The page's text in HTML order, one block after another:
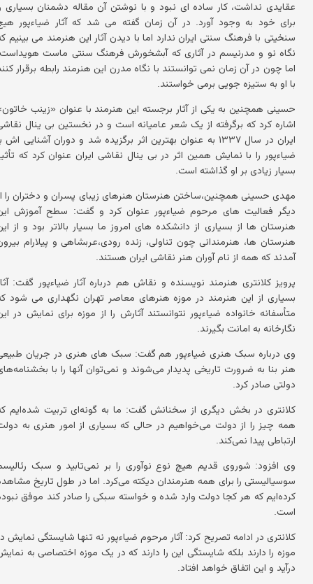
عقایدی نداشت، کار ساده ای نبود و با نوشتن آن مقاله دشمنان بسیاری
برای خود به وجود آورد. در آن زمان گفته می شد که آثار ضیاءپور
سنخیتی با فرهنگ سنتی ایران ندارد اما با دیدن آثار این هنرمند می بینیم
نگاه نو و مدرنیسم در آثاری که آبشخورش فرهنگ سنتی ماست
اما چون در آن زمان نمی توانستند با نگاه مدرن این هنرمند رابطه برقرار
با او به ستیزه جویی برمی خواستند.
حسینی همچنین به یکی از آثار برجسته این هنرمند با عنوان «زینب
اشاره کرد که برگرفته از یک شعر عامیانه است و در نخستین بی ینال
ایران در سال ۱۳۳۷ به عنوان بهترین اثر برگزیده شد و دوران آشنایی اش
ضیاءپور را با نمایش همین اثر در بی ینال نقاشی ایران عنوان کرد که
بسیار زیادی بر او گذاشته است.
مهدی حسینی همچنین،ساختن هنرستان هنرهای زیبای پسران و دختران را
دیگر فعالیت های مرحوم ضیاءپور عنوان کرد و گفت: سطح آموزش
هنرستان ها از بسیاری از دانشکده های امروز ما بسیار بالاتر بود و از
هنرستان ها، هنرمندانی چون تناولی، زنده رودی،عربشاهی و پیلارام
آمدند که همه از نام آوران هنر نقاشی ایران هستند.
پرویز کلانتری هنرمند نویسنده و نقاش هم درباره آثار ضیاءپور گفت:
بسیاری از این هنرمند در موزه هنرهای معاصر تهران نگهداری می شود
متأسفانه خانواده ضیاءپور نتوانستند آثارش را از موزه برای نمایش در
نگارخانه به امانت بگیرند.
وی درباره سبک هنری ضیاءپور هم گفت: سبک های هنری در جریان
هنر بنا به ضرورت تاریخی پدیدار می‌شوند و نمی‌توان آنها را با
دولتی صادر کرد.
کلانتری در بخش دیگری از سخنانش گفت: ما به گونه‌ای تربیت شده‌ایم
همه چیز را از دولت می‌خواهیم در حالی که بسیاری از امور هنری به
ارتباطی پیدا نمی‌کند.
وی افزود: شوروی قدیم هیچ نوع نوآوری را بر نمی‌تابید و سبک
سوسیالیستی را برای همه هنرمندان دیکته می‌کرد. اما در طول تاریخ
کرده‌ایم که هر کجا دولت وارد شده و خواسته سبکی را صادر کند موفق
است.
کلانتری در ادامه تصریح کرد: آثار مرحوم ضیاءپور نه تنها شایستگی نمایش
موزه را دارند بلکه شایستگی این را دارند که در یک موزه اختصاصی به
درآید و این اتفاق خواهد افتاد.